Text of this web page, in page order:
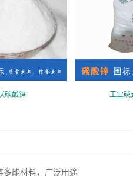
碳酸锌 工业碱
多能材料，广泛用途